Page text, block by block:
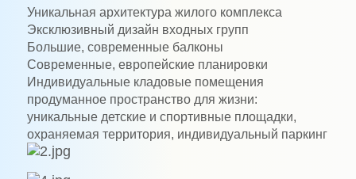
Уникальная архитектура жилого комплекса
Эксклюзивный дизайн входных групп
Большие, современные балконы
Современные, европейские планировки
Индивидуальные кладовые помещения
продуманное пространство для жизни:
уникальные детские и спортивные площадки,
охраняемая территория, индивидуальный паркинг